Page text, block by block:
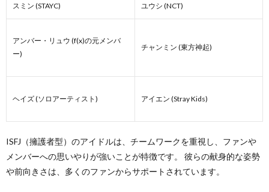
スミン (STAYC) ユウシ (NCT)
アンバー・リュウ (f(x)の元メンバ
ー)
チャンミン (東方神起)
ヘイズ (ソロアーティスト) アイエン (Stray Kids)
ISFJ（擁護者型）のアイドルは、チームワークを重視し、ファンや
メンバーへの思いやりが強いことが特徴です。 彼らの献身的な姿勢
や前向きさは、多くのファンからサポートされています。